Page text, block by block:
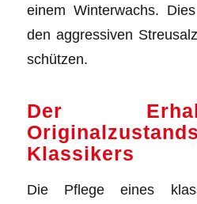
einem Winterwachs.
den aggressiven
schützen.
Der
Klassikers
Die Pflege eines